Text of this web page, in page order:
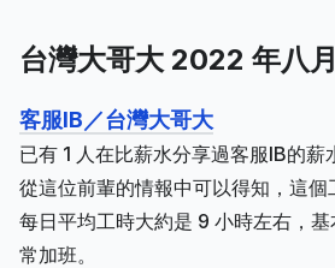
台灣大哥大 2022 年八
客服IB／台灣大哥大
已有 1 人在比薪水分享過客服IB的薪
從這位前輩的情報中可以得知，這個
每日平均工時大約是 9 小時左右，
常加班。